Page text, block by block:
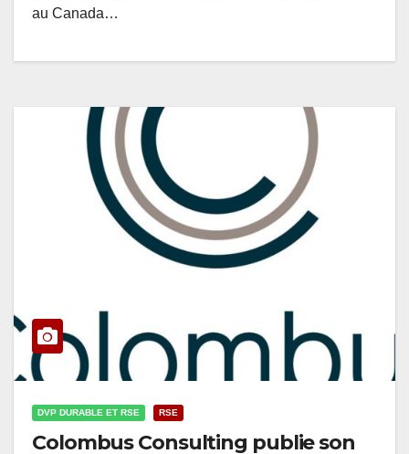
au Canada…
DVP DURABLE ET RSE RSE
Colombus Consulting publie son